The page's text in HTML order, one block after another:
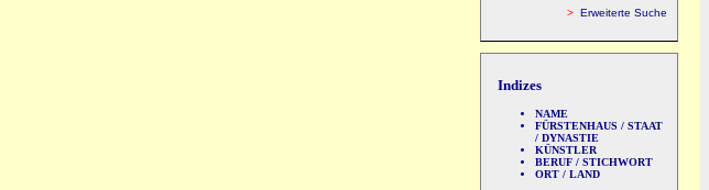
> Erweiterte Suche
Indizes
NAME
FÜRSTENHAUS / STAAT
/ DYNASTIE
KÜNSTLER
BERUF / STICHWORT
ORT / LAND